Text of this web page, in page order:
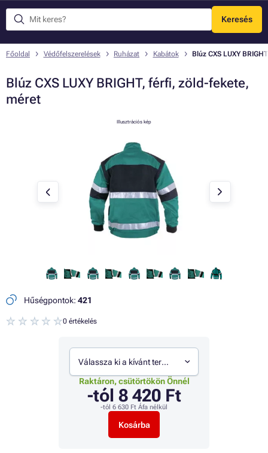
Keresés
Menü
Főoldal Védőfelszerelések Ruházat Kabátok Blúz CXS LUXY
Blúz CXS LUXY BRIGHT, férfi, zöld-fekete,
méret
Illusztrációs kép
Hűségpontok: 421
0 értékelés
Válassza ki a kívánt termékváltozatot
Raktáron, csütörtökön Önnél
-tól 8 420 Ft
-tól 6 630 Ft Áfa nélkül
Kosárba